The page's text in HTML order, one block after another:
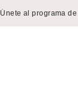
Únete al programa